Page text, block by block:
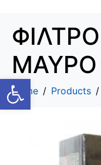
Ανοίξτε τη γραμμή εργαλείων
ΜΑΥΡΟ
Home Products